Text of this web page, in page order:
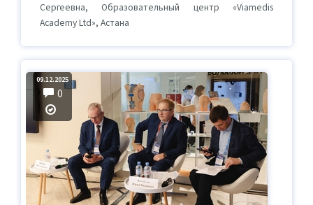
Сергеевна, Образовательный центр «Viamedis
Academy Ltd», Астана
09.12.2025
0